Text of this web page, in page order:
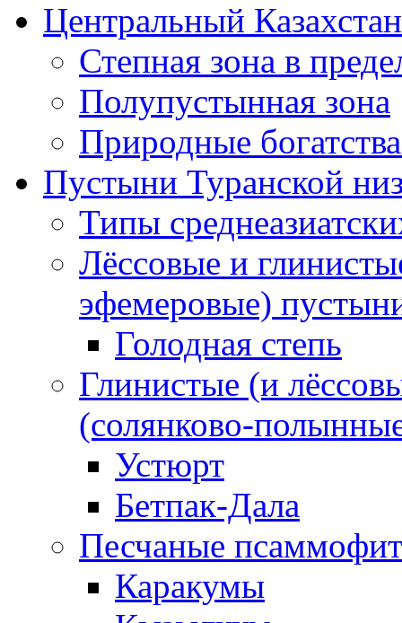
Центральный Казахстан
Степная зона в
Полупустынная зона
Природные
Пустыни Туранской
Типы
Лёссовые и
эфемеровые)
Голодная степь
Глинистые (и
(солянково-
Устюрт
Бетпак-Дала
Песчаные
Каракумы